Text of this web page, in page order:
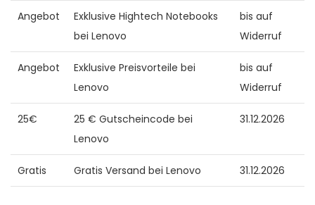
Angebot
Exklusive Hightech Notebooks
bei Lenovo
bis auf
Widerruf
Angebot
Exklusive Preisvorteile bei
Lenovo
bis auf
Widerruf
25€
25 € Gutscheincode bei
Lenovo
31.12.2026
Gratis Gratis Versand bei Lenovo 31.12.2026